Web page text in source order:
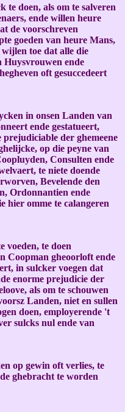
te doen, als om te salveren
ende willen heure
de voorschreven
goeden van heure Mans,
toe dat alle die
Huysvrouwen ende
oft gesuccedeert
in onsen Landen van
ende gestatueert,
der ghemeene
op die peyne van
Consulten ende
te niete doende
Bevelende den
Ordonnantien ende
hier omme te calangeren
voeden, te doen
Coopman gheoorloft ende
in sulcker voegen dat
enorme prejudicie der
als om te schouwen
Landen, niet en sullen
doen, employerende 't
sulcks nul ende van
op gewin oft verlies, te
ghebracht te worden